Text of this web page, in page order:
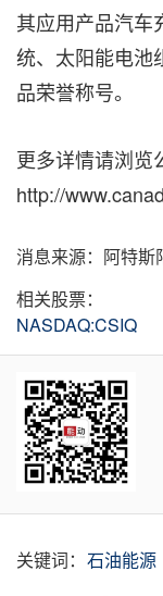
其应用产品汽车
统、太阳能电池
品荣誉称号。
更多详情请浏览
http://
消息来源：阿特斯
相关股票：
NASDAQ:CSIQ
关键词： 石油能源